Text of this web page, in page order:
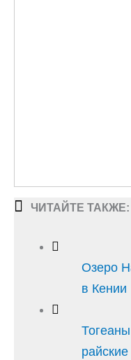
ЧИТАЙТЕ ТАКЖЕ:
Озеро
в Кении